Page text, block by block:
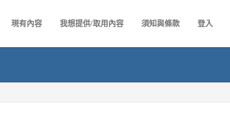
現有內容 我想提供/取用內容 須知與條款 登入